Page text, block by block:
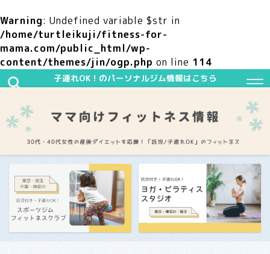
Warning: Undefined variable $str in
/home/turtleikuji/fitness-for-
mama.com/public_html/wp-
content/themes/jin/ogp.php on line 114
子連れOK！のパーソナルジム情報はこちら